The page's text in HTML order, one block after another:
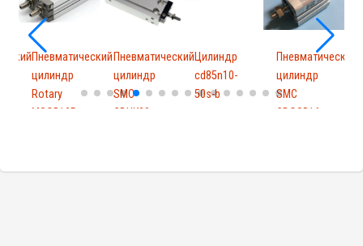
Пневматический
цилиндр
Rotary
MSQB10R
Пневматический
цилиндр
SMC
CDUK20-
Цилиндр
cd85n10-
50s-b
Пневматический
цилиндр
SMC
CDQSB16-